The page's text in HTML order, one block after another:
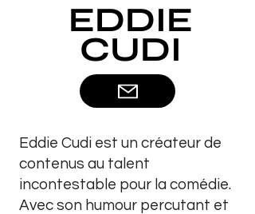
EDDIE
CUDI
Eddie Cudi est un créateur de
contenus au talent
incontestable pour la comédie.
Avec son humour percutant et